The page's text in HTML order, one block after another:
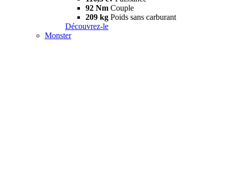
92 Nm Couple
209 kg Poids sans carburant
Découvrez-le
Monster